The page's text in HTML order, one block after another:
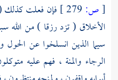
[ص:
فإن فعلت
الأخلاق ( تزد رزقا ) من الله
سيما الذين انسلخوا عن الحول
الرجاء والمنة ، فهم عليه